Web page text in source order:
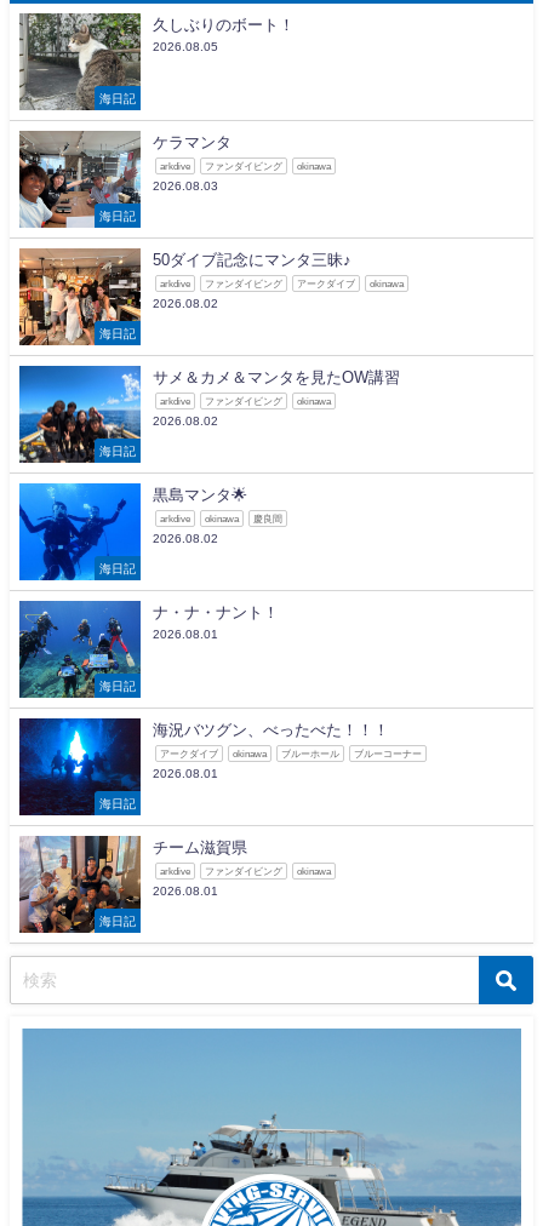
海日記
久しぶりのボート！
2026.08.05
海日記
ケラマンタ
arkdive ファンダイビング okinawa
2026.08.03
海日記
50ダイブ記念にマンタ三昧♪
arkdive ファンダイビング アークダイブ okinawa
2026.08.02
海日記
サメ＆カメ＆マンタを見たOW講習
arkdive ファンダイビング okinawa
2026.08.02
海日記
黒島マンタ🌟
arkdive okinawa 慶良間
2026.08.02
海日記
ナ・ナ・ナント！
2026.08.01
海日記
海況バツグン、べったべた！！！
アークダイブ okinawa ブルーホール ブルーコーナー
2026.08.01
海日記
チーム滋賀県
arkdive ファンダイビング okinawa
2026.08.01